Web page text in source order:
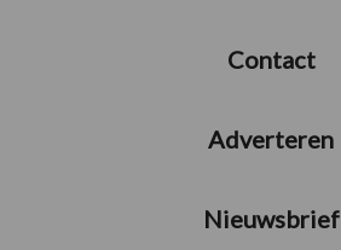
Contact
Adverteren
Nieuwsbrief